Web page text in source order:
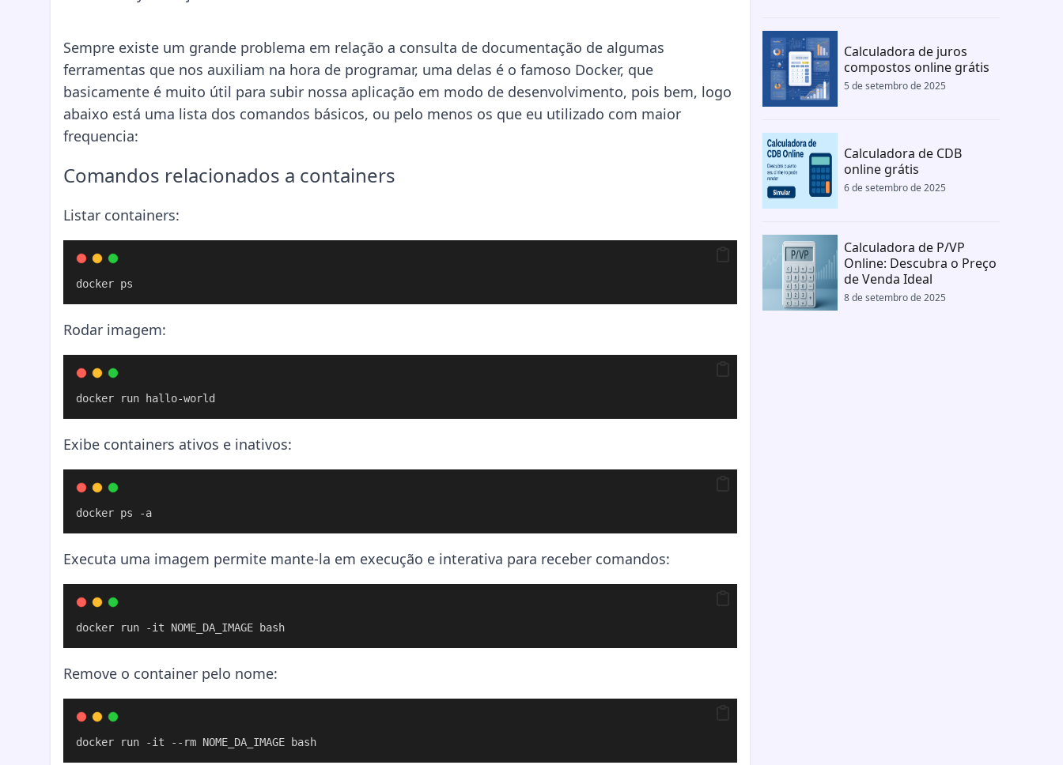
Sempre existe um grande problema em relação a consulta de documentação de algumas
ferramentas que nos auxiliam na hora de programar, uma delas é o famoso Docker, que
basicamente é muito útil para subir nossa aplicação em modo de desenvolvimento, pois bem, logo
abaixo está uma lista dos comandos básicos, ou pelo menos os que eu utilizado com maior
frequencia:
Comandos relacionados a containers
Listar containers:
docker ps
Rodar imagem:
docker run hallo-world
Exibe containers ativos e inativos:
docker ps -a
Executa uma imagem permite mante-la em execução e interativa para receber comandos:
docker run -it NOME_DA_IMAGE bash
Remove o container pelo nome:
docker run -it --rm NOME_DA_IMAGE bash
Calculadora de juros
compostos online grátis
5 de setembro de 2025
Calculadora de CDB
online grátis
6 de setembro de 2025
Calculadora de P/VP
Online: Descubra o Preço
de Venda Ideal
8 de setembro de 2025